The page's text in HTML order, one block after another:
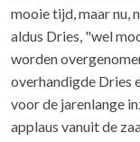
mooie tijd, maar nu,
aldus Dries, "wel
worden
overhandigde Dries
voor de jarenlange
applaus vanuit de